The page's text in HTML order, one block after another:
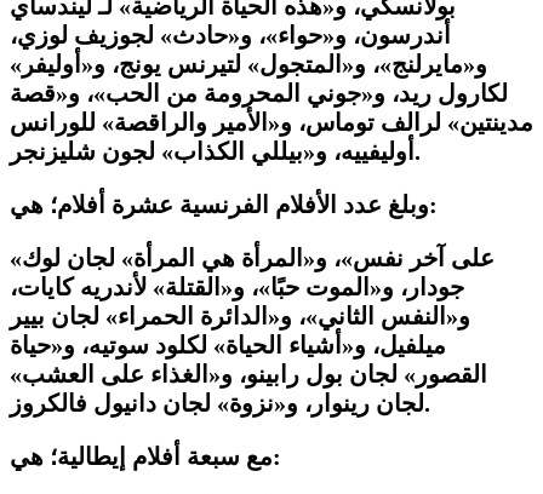
بولانسكي، و«هذه الحياة الرياضية» لـ ليندساي
أندرسون، و«حواء»، و«حادث» لجوزيف لوزي،
و«مايرلنج»، و«المتجول» لتيرنس يونج، و«أوليفر»
لكارول ريد، و«جوني المحرومة من الحب»، و«قصة
مدينتين» لرالف توماس، و«الأمير والراقصة» للورانس
أوليفييه، و«بيللي الكذاب» لجون شليزنجر.
وبلغ عدد الأفلام الفرنسية عشرة أفلام؛ هي:
«على آخر نفس»، و«المرأة هي المرأة» لجان لوك
جودار، و«الموت حبًا»، و«القتلة» لأندريه كايات،
و«النفس الثاني»، و«الدائرة الحمراء» لجان بيير
ميلفيل، و«أشياء الحياة» لكلود سوتيه، و«حياة
القصور» لجان بول رابينو، و«الغذاء على العشب»
لجان رينوار، و«نزوة» لجان دانيول فالكروز.
مع سبعة أفلام إيطالية؛ هي: